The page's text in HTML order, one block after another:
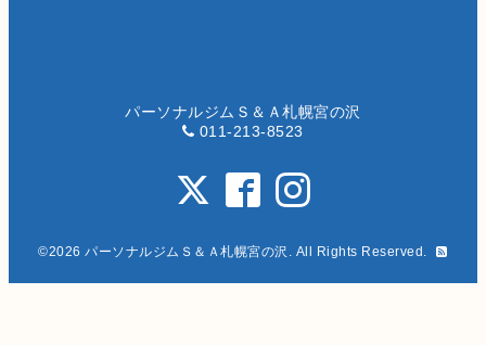
パーソナルジムＳ＆Ａ札幌宮の沢
011-213-8523
©2026パーソナルジムＳ＆Ａ札幌宮の沢 . All Rights Reserved.